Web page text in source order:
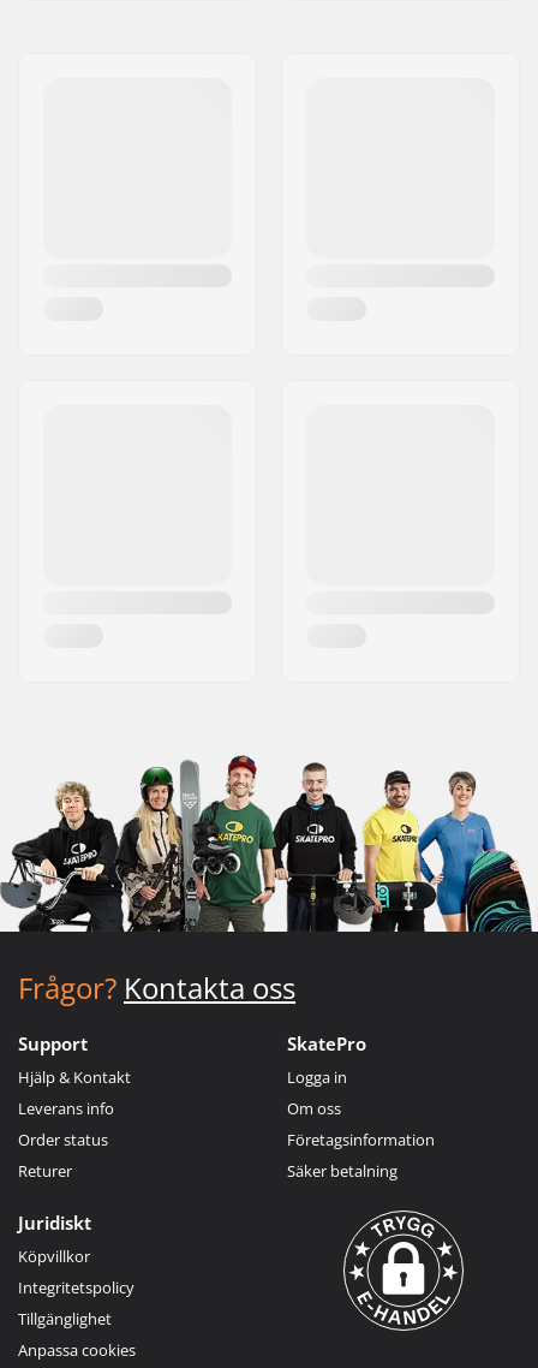
Frågor? Kontakta oss
Support
Hjälp & Kontakt
Leverans info
Order status
Returer
SkatePro
Logga in
Om oss
Företagsinformation
Säker betalning
Juridiskt
Köpvillkor
Integritetspolicy
Tillgänglighet
Anpassa cookies